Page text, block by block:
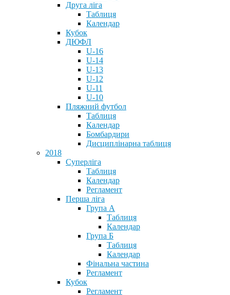
Друга ліга
Таблиця
Календар
Кубок
ДЮФЛ
U-16
U-14
U-13
U-12
U-11
U-10
Пляжний футбол
Таблиця
Календар
Бомбардири
Дисциплінарна таблиця
2018
Суперліга
Таблиця
Календар
Регламент
Перша ліга
Група А
Таблиця
Календар
Група Б
Таблиця
Календар
Фінальна частина
Регламент
Кубок
Регламент